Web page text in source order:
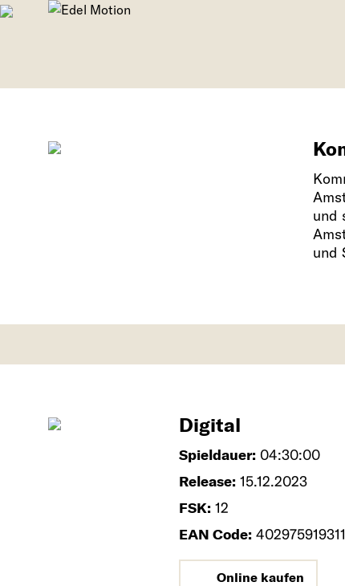
und
und
Digital
Spieldauer: 04:30:00
Release: 15.12.2023
FSK: 12
EAN Code:
Online kaufen